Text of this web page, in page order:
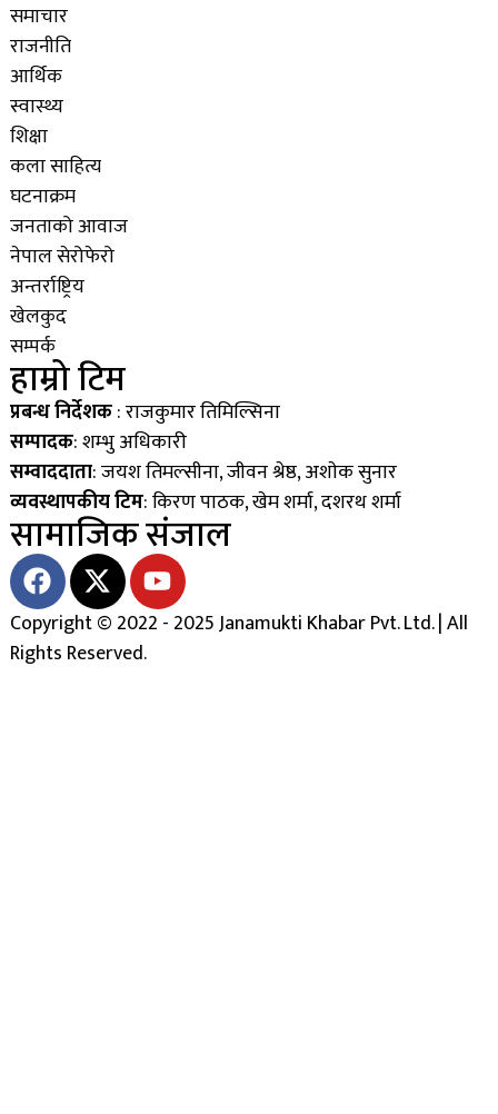
समाचार
राजनीति
आर्थिक
स्वास्थ्य
शिक्षा
कला साहित्य
घटनाक्रम
जनताको आवाज
नेपाल सेरोफेरो
अन्तर्राष्ट्रिय
खेलकुद
सम्पर्क
हाम्रो टिम
प्रबन्ध निर्देशक: राजकुमार तिमिल्सिना
सम्पादक: शम्भु अधिकारी
सम्वाददाता: जयश तिमल्सीना, जीवन श्रेष्ठ, अशाेक सुनार
व्यवस्थापकीय टिम: किरण पाठक, खेम शर्मा, दशरथ शर्मा
सामाजिक संजाल
Copyright © 2022 - 2025 Janamukti Khabar Pvt. Ltd. | All
Rights Reserved.